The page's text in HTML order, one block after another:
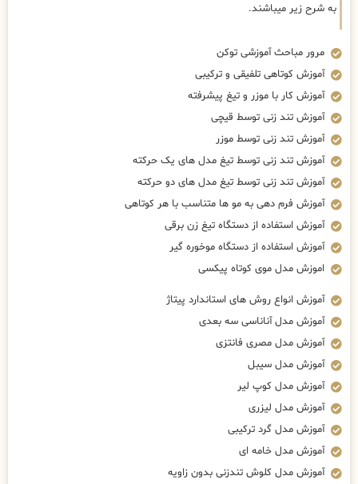
به شرح زیر میباشند.
مرور مباحث آموزشی توکن
آموزش کوتاهی تلفیقی و ترکیبی
آموزش کار با موزر و تیغ پیشرفته
آموزش تند زنی توسط قیچی
آموزش تند زنی توسط موزر
آموزش تند زنی توسط تیغ مدل های یک حرکته
آموزش تند زنی توسط تیغ مدل های دو حرکته
آموزش فرم دهی به مو ها متناسب با هر کوتاهی
آموزش استفاده از دستگاه تیغ زن برقی
آموزش استفاده از دستگاه موخوره گیر
اموزش مدل موی کوتاه پیکسی
آموزش انواع روش های استاندارد پیتاژ
آموزش مدل آناناسی سه بعدی
آموزش مدل مصری فانتزی
آموزش مدل سیبل
آموزش مدل کوپ لیر
آموزش مدل لیزری
آموزش مدل گرد ترکیبی
آموزش مدل خامه ای
آموزش مدل کلوش تندزنی بدون زاویه